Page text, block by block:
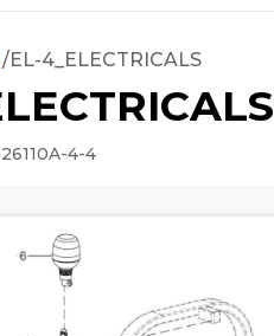
EL-4_ELECTRICALS
4-4